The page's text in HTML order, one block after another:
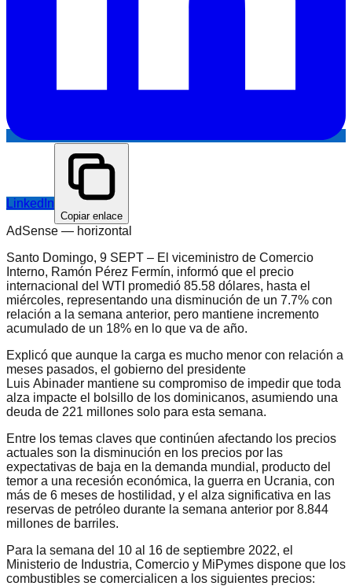
LinkedIn
Copiar enlace
AdSense — horizontal
Santo Domingo, 9 SEPT – El viceministro de Comercio
Interno, Ramón Pérez Fermín, informó que el precio
internacional del WTI promedió 85.58 dólares, hasta el
miércoles, representando una disminución de un 7.7% con
relación a la semana anterior, pero mantiene incremento
acumulado de un 18% en lo que va de año.
Explicó que aunque la carga es mucho menor con relación a
meses pasados, el gobierno del presidente
Luis Abinader mantiene su compromiso de impedir que toda
alza impacte el bolsillo de los dominicanos, asumiendo una
deuda de 221 millones solo para esta semana.
Entre los temas claves que continúen afectando los precios
actuales son la disminución en los precios por las
expectativas de baja en la demanda mundial, producto del
temor a una recesión económica, la guerra en Ucrania, con
más de 6 meses de hostilidad, y el alza significativa en las
reservas de petróleo durante la semana anterior por 8.844
millones de barriles.
Para la semana del 10 al 16 de septiembre 2022, el
Ministerio de Industria, Comercio y MiPymes dispone que los
combustibles se comercialicen a los siguientes precios: